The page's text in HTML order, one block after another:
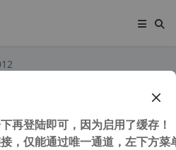
再登陆即可，因为启用了缓存！
，仅能通过唯一通道，左下方菜